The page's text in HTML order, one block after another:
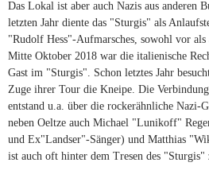
Das Lokal ist aber auch Nazis aus anderen
letzten Jahr diente das "Sturgis" als
"Rudolf Hess"-Aufmarsches, sowohl vor als
Mitte Oktober 2018 war die italienische
Gast im "Sturgis". Schon letztes Jahr
Zuge ihrer Tour die Kneipe. Die
entstand u.a. über die rockerähnliche Nazi-
neben Oeltze auch Michael "Lunikoff"
und Ex"Landser"-Sänger) und Matthias
ist auch oft hinter dem Tresen des "Sturgis"